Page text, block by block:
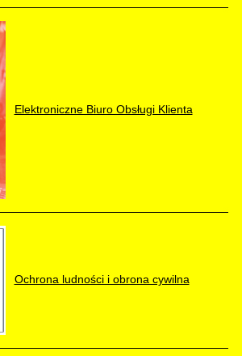
Elektroniczne Biuro Obsługi Klienta
Ochrona ludności i obrona cywilna